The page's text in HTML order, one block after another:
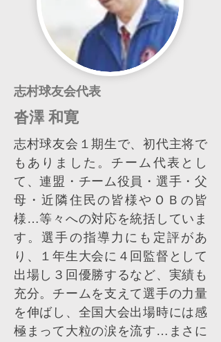
志村球友会代表
沓澤 和寛
志村球友会１期生で、初代主将で
もありました。チーム代表とし
て、連盟・チーム役員・選手・父
母・近隣住民の皆様やＯＢの皆
様…等々への対応を統括していま
す。選手の指導力にも定評があ
り、１年生大会に４回監督として
出場し３回優勝するなど、実績も
充分。チームを支えて選手の力量
を伸ばし、全国大会出場時には感
極まって大粒の涙を流す…まさに